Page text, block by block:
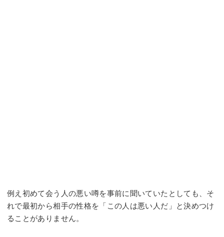
例え初めて会う人の悪い噂を事前に聞いていたとしても、そ
れで最初から相手の性格を「この人は悪い人だ」と決めつけ
ることがありません。